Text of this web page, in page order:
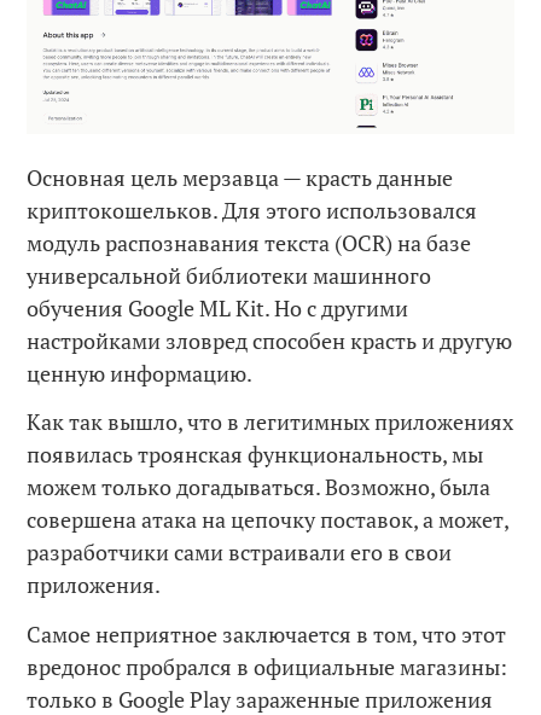
Основная цель мерзавца — красть данные
криптокошельков. Для этого использовался
модуль распознавания текста (OCR) на базе
универсальной библиотеки машинного
обучения Google ML Kit. Но с другими
настройками зловред способен красть и другую
ценную информацию.
Как так вышло, что в легитимных приложениях
появилась троянская функциональность, мы
можем только догадываться. Возможно, была
совершена атака на цепочку поставок, а может,
разработчики сами встраивали его в свои
приложения.
Самое неприятное заключается в том, что этот
вредонос пробрался в официальные магазины:
только в Google Play зараженные приложения